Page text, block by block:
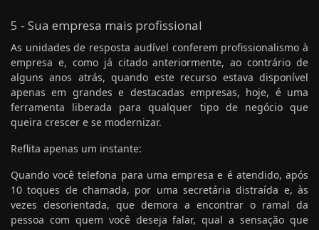
5 - Sua empresa mais profissional
As unidades de resposta audível conferem profissionalismo à
empresa e, como já citado anteriormente, ao contrário de
alguns anos atrás, quando este recurso estava disponível
apenas em grandes e destacadas empresas, hoje, é uma
ferramenta liberada para qualquer tipo de negócio que
queira crescer e se modernizar.
Reflita apenas um instante:
Quando você telefona para uma empresa e é atendido, após
10 toques de chamada, por uma secretária distraída e, às
vezes desorientada, que demora a encontrar o ramal da
pessoa com quem você deseja falar, qual a sensação que